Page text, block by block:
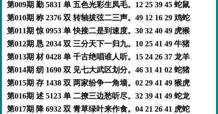
第009期 勤 5831 单 五色光彩生凤毛。12 25 39 45 蛇鼠
第010期 称 2376 双 转轴拔弦二三声。49 12 16 29 鸡蛇
第011期 惊 0953 单 快接二是到速度。30 32 40 49 虎猴
第012期 恳 2034 双 三分天下一归九。10 25 41 49 牛猪
第013期 材 0428 单 千古绝唱谁人听。15 24 26 37 龙羊
第014期 纫 1690 双 见七大武区划分。46 31 41 02 蛇猪
第015期 存 1438 双 两家纷争一角墙。02 29 41 49 猴虎
第016期 述 5123 单 二撩三边愁听尽。32 39 41 49 蛇龙
第017期 降 6932 双 青草绿叶来作食。04 21 26 41 虎蛇